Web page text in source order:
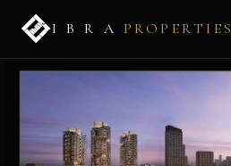
I B R A PROPERTIES